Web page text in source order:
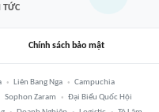
TỨC
Chính sách bảo mật
Liên Bang Nga
Campuchia
Sophon Zaram
Đại Biểu Quốc Hội